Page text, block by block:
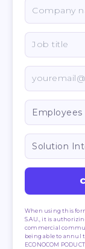
When using this form
S.AU., it is
commercial
being able to annul
ECONOCOM